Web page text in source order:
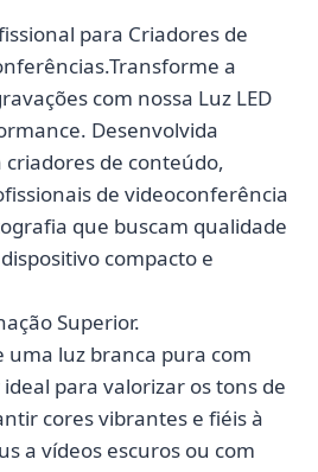
para Criadores de
Transforme a
com nossa Luz LED
Desenvolvida
de conteúdo,
de videoconferência
que buscam qualidade
compacto e
Superior.
uma luz branca pura com
para valorizar os tons de
cores vibrantes e fiéis à
a vídeos escuros ou com